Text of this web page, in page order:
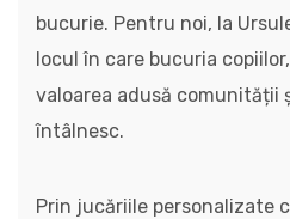
bucurie. Pentru noi, la
locul în care bucuria
valoarea adusă comunității
întâlnesc.
Prin jucăriile personalizate